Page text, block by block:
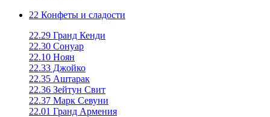
22 Конфеты и сладости
22.29 Гранд Кенди
22.30 Сонуар
22.10 Ноян
22.33 Джойко
22.35 Аштарак
22.36 Зейтун Свит
22.37 Марк Севуни
22.01 Гранд Армения